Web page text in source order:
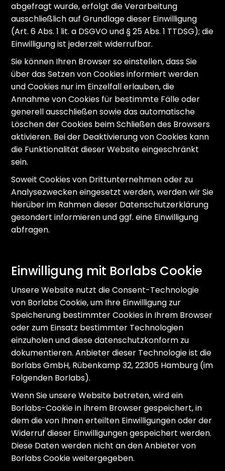
abgefragt wurde, erfolgt die Verarbeitung
ausschließlich auf Grundlage dieser Einwilligung
(Art. 6 Abs. 1 lit. a DSGVO und § 25 Abs. 1 TTDSG); die
Einwilligung ist jederzeit widerrufbar.
Sie können Ihren Browser so einstellen, dass Sie
über das Setzen von Cookies informiert werden
und Cookies nur im Einzelfall erlauben, die
Annahme von Cookies für bestimmte Fälle oder
generell ausschließen sowie das automatische
Löschen der Cookies beim Schließen des Browsers
aktivieren. Bei der Deaktivierung von Cookies kann
die Funktionalität dieser Website eingeschränkt
sein.
Soweit Cookies von Drittunternehmen oder zu
Analysezwecken eingesetzt werden, werden wir Sie
hierüber im Rahmen dieser Datenschutzerklärung
gesondert informieren und ggf. eine Einwilligung
abfragen.
Einwilligung mit Borlabs Cookie
Unsere Website nutzt die Consent-Technologie
von Borlabs Cookie, um Ihre Einwilligung zur
Speicherung bestimmter Cookies in Ihrem Browser
oder zum Einsatz bestimmter Technologien
einzuholen und diese datenschutzkonform zu
dokumentieren. Anbieter dieser Technologie ist die
Borlabs GmbH, Rübenkamp 32, 22305 Hamburg (im
Folgenden Borlabs).
Wenn Sie unsere Website betreten, wird ein
Borlabs-Cookie in Ihrem Browser gespeichert, in
dem die von Ihnen erteilten Einwilligungen oder der
Widerruf dieser Einwilligungen gespeichert werden.
Diese Daten werden nicht an den Anbieter von
Borlabs Cookie weitergegeben.